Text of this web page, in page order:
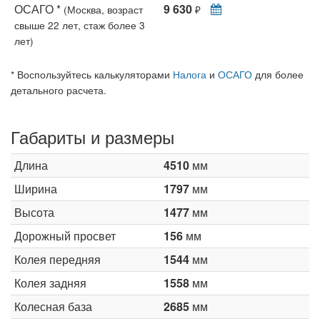
ОСАГО * (Москва, возраст
свыше 22 лет, стаж более 3
лет)
9 630 ₽
* Воспользуйтесь калькуляторами Налога и ОСАГО для более
детального расчета.
Габариты и размеры
Длина 4510 мм
Ширина
1797 мм
Высота
1477 мм
Дорожный просвет
156 мм
Колея передняя
1544 мм
Колея задняя
1558 мм
Колесная база
2685 мм